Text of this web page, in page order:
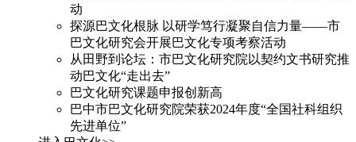
动
探源巴文化根脉 以研学笃行凝聚自信力量——市
巴文化研究会开展巴文化专项考察活动
从田野到论坛：市巴文化研究院以契约文书研究推
动巴文化“走出去”
巴文化研究课题申报创新高
巴中市巴文化研究院荣获2024年度“全国社科组织
先进单位”